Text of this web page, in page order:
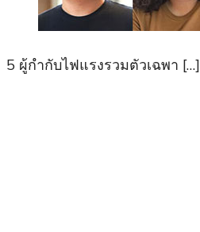
5 ผู้กำกับไฟแรงรวมตัวเฉพา […]